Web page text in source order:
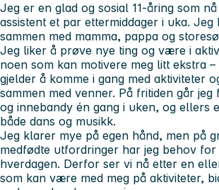
Jeg er en glad og sosial 11-åring som
assistent et par ettermiddager i uka.
sammen med mamma, pappa og
Jeg liker å prøve nye ting og være i
noen som kan motivere meg litt ekstra
gjelder å komme i gang med aktiviteter
sammen med venner. På fritiden går
og innebandy én gang i uken, og ellers
både dans og musikk.
Jeg klarer mye på egen hånd, men på
medfødte utfordringer har jeg behov
hverdagen. Derfor ser vi nå etter en
som kan være med meg på aktiviteter,